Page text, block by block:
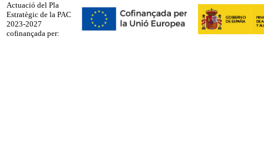
Actuació del Pla
Estratègic de la PAC
2023-2027
cofinançada per: